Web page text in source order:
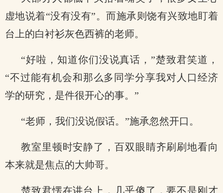
虚地说着“没有没有”。而施承则饶有兴致地盯着
台上的白衬衫灰色西裤的老师。
“好啦，知道你们没说真话，”楚致君笑道，
“不过能有机会和那么多同学分享我对人口经济
学的研究，是件很开心的事。”
“老师，我们没说假话。”施承忽然开口。
教室里顿时安静了，百双眼睛齐刷刷地看向
本来就是焦点的大帅哥。
楚致君愣在讲台上，几乎傻了，要不是刚才